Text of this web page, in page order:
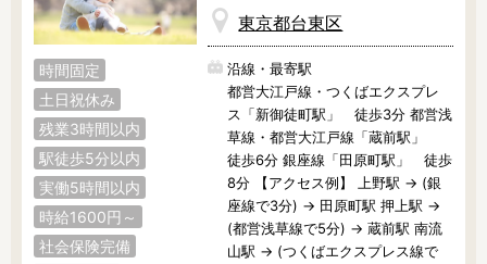
時間固定
土日祝休み
残業3時間以内
駅徒歩5分以内
実働5時間以内
時給1600円～
社会保険完備
東京都台東区
沿線・最寄駅
都営大江戸線・つくばエクスプレ
ス「新御徒町駅」 徒歩3分 都営浅
草線・都営大江戸線「蔵前駅」
徒歩6分 銀座線「田原町駅」 徒歩
8分 【アクセス例】 上野駅 → (銀
座線で3分) → 田原町駅 押上駅 →
(都営浅草線で5分) → 蔵前駅 南流
山駅 → (つくばエクスプレス線で
中野区 杉並区 練馬区
豊島区 北区 板橋区
その他の地域で絞り込む
昭島市 あきる野市 稲城市
青梅市 国立市